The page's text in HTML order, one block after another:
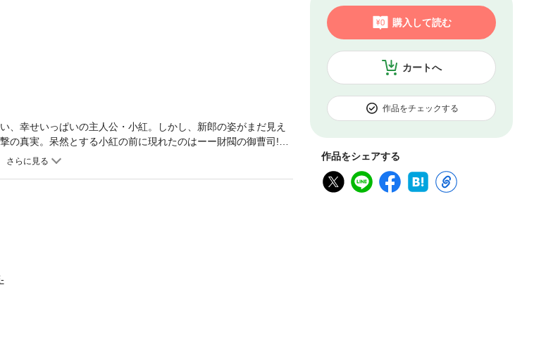
カートへ
購入して読む
作品をチェックする
作品をシェアする
、幸せいっぱいの主人公・小紅。しかし、新郎の姿がまだ見え
の真実。呆然とする小紅の前に現れたのはーー財閥の御曹司!?